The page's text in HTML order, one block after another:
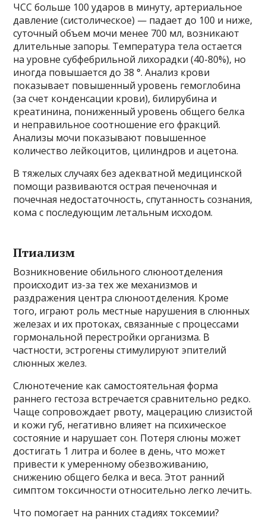
ЧСС больше 100 ударов в минуту, артериальное
давление (систолическое) — падает до 100 и ниже,
суточный объем мочи менее 700 мл, возникают
длительные запоры. Температура тела остается
на уровне субфебрильной лихорадки (40-80%), но
иногда повышается до 38 °. Анализ крови
показывает повышенный уровень гемоглобина
(за счет конденсации крови), билирубина и
креатинина, пониженный уровень общего белка
и неправильное соотношение его фракций.
Анализы мочи показывают повышенное
количество лейкоцитов, цилиндров и ацетона.
В тяжелых случаях без адекватной медицинской
помощи развиваются острая печеночная и
почечная недостаточность, спутанность сознания,
кома с последующим летальным исходом.
Птиализм
Возникновение обильного слюноотделения
происходит из-за тех же механизмов и
раздражения центра слюноотделения. Кроме
того, играют роль местные нарушения в слюнных
железах и их протоках, связанные с процессами
гормональной перестройки организма. В
частности, эстрогены стимулируют эпителий
слюнных желез.
Слюнотечение как самостоятельная форма
раннего гестоза встречается сравнительно редко.
Чаще сопровождает рвоту, мацерацию слизистой
и кожи губ, негативно влияет на психическое
состояние и нарушает сон. Потеря слюны может
достигать 1 литра и более в день, что может
привести к умеренному обезвоживанию,
снижению общего белка и веса. Этот ранний
симптом токсичности относительно легко лечить.
Что помогает на ранних стадиях токсемии?